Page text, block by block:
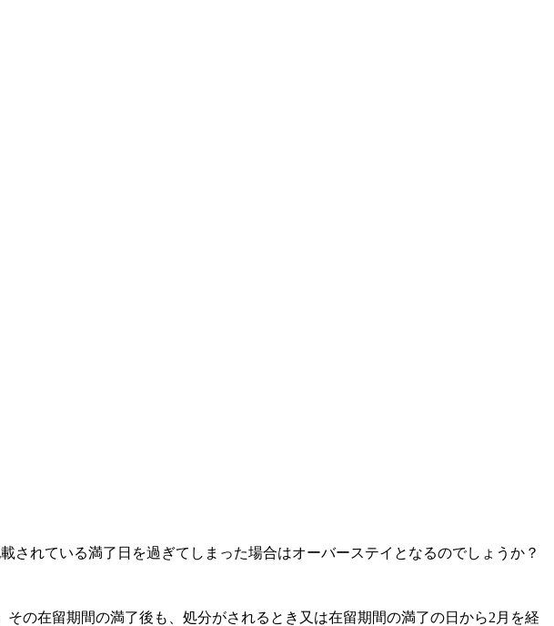
れている満了日を過ぎてしまった場合はオーバーステイとなるのでしょうか？
の在留期間の満了後も、処分がされるとき又は在留期間の満了の日から2月を経